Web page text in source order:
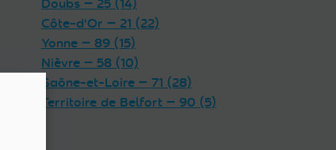
Doubs — 25 (14)
Côte-d'Or — 21 (22)
Yonne — 89 (15)
Nièvre — 58 (10)
Saône-et-Loire — 71 (28)
Territoire de Belfort — 90 (5)